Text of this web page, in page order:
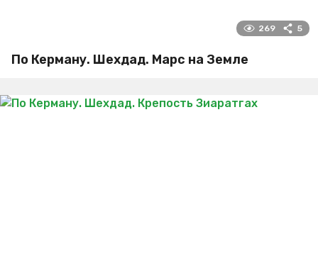
269 5
По Керману. Шехдад. Марс на Земле